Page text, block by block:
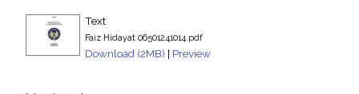
Text
Faiz Hidayat 06501241014.pdf
Download (2MB) | Preview